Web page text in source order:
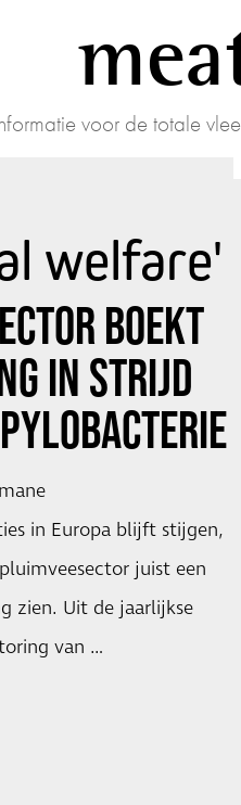
voor de totale
welfare'
BOEKT
IN STRIJD
in Europa blijft stijgen,
juist een
zien. Uit de jaarlijkse
van …